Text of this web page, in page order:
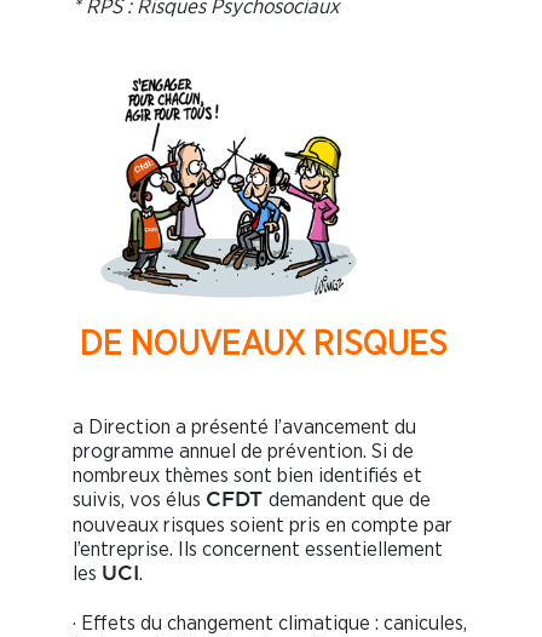
* RPS : Risques Psychosociaux
DE NOUVEAUX RISQUES
a Direction a présenté l’avancement du
programme annuel de prévention. Si de
nombreux thèmes sont bien identifiés et
suivis, vos élus CFDT demandent que de
nouveaux risques soient pris en compte par
l’entreprise. Ils concernent essentiellement
les UCI .
· Effets du changement climatique : canicules,